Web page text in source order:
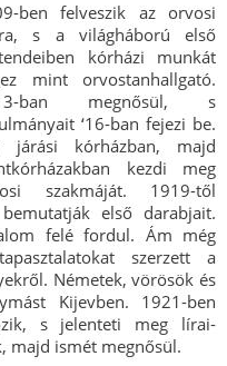
ben felveszik az orvosi
s a világháború első
kórházi munkát
mint orvostanhallgató.
ban megnősül, s
‘16-ban fejezi be.
járási kórházban, majd
kezdi meg
szakmáját. 1919-től
első darabjait.
felé fordul. Ám még
szerzett a
Németek, vörösök és
Kijevben. 1921-ben
s jelenteti meg lírai-
majd ismét megnősül.